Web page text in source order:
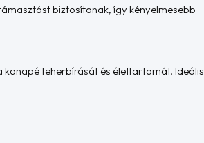
biztosítanak, így kényelmesebb
teherbírását és élettartamát. Ideális